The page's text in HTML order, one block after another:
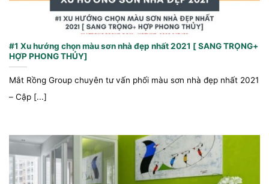
#1 Xu hướng chọn màu sơn nhà đẹp nhất 2021 [ SANG TRỌNG+
HỢP PHONG THỦY]
Mắt Rồng Group chuyên tư vấn phối màu sơn nhà đẹp nhất 2021
– Cập [...]